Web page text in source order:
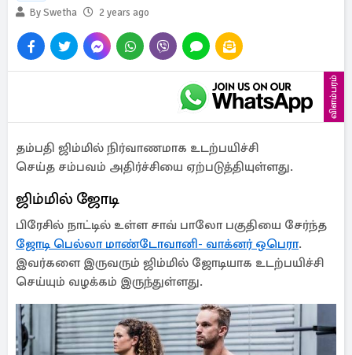
By Swetha
2 years ago
விளம்பரம்
தம்பதி ஜிம்மில் நிர்வாணமாக உடற்பயிச்சி
செய்த சம்பவம் அதிர்ச்சியை ஏற்படுத்தியுள்ளது.
ஜிம்மில் ஜோடி
பிரேசில் நாட்டில் உள்ள சாவ் பாலோ பகுதியை சேர்ந்த
ஜோடி பெல்லா மாண்டோவானி- வாக்னர் ஒபெரா.
இவர்களை இருவரும் ஜிம்மில் ஜோடியாக உடற்பயிச்சி
செய்யும் வழக்கம் இருந்துள்ளது.